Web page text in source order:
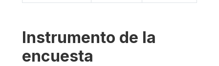
Instrumento de la
encuesta